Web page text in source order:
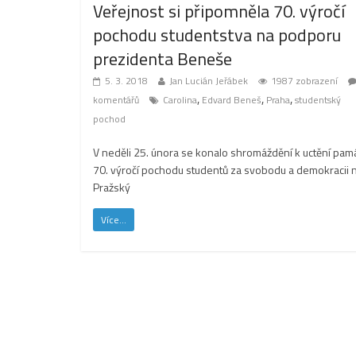
Veřejnost si připomněla 70. výročí
pochodu studentstva na podporu
prezidenta Beneše
5. 3. 2018 Jan Lucián Jeřábek 1987 zobrazení
komentářů
Carolina, Edvard Beneš, Praha,studentský
pochod
V neděli 25. února se konalo shromáždění k uctění
70. výročí pochodu studentů za svobodu a demokracii
Pražský
Více...